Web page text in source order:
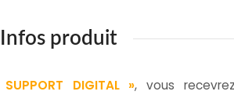
Infos produit
DIGITAL », vous